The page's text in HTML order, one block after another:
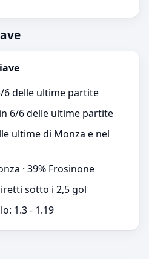
6 delle ultime partite
6/6 delle ultime partite
ultime di Monza e nel
· 39% Frosinone
sotto i 2,5 gol
1.3 - 1.19